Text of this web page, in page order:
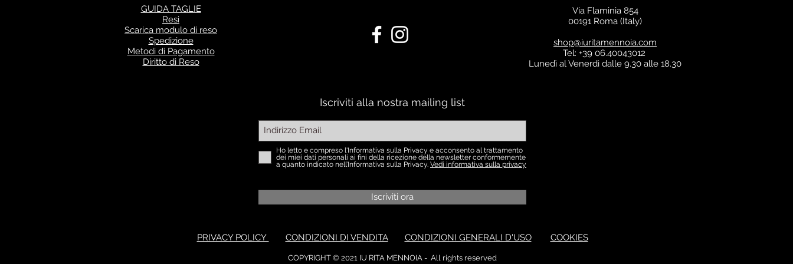
GUIDA TAGLIE
Resi
Scarica modulo di reso
Spedizione
Metodi di Pagamento
Diritto di Reso
Via Flaminia 854
00191 Roma (Italy)
shop@iuritamennoia.com
Tel: +39 06.40043012
Lunedì al Venerdì dalle 9.30 alle 18.30
Iscriviti alla nostra mailing list
Ho letto e compreso l'Informativa sulla Privacy e acconsento al trattamento
dei miei dati personali ai fini della ricezione della newsletter conformemente
a quanto indicato nell’Informativa sulla Privacy. Vedi informativa sulla privacy
Iscriviti ora
PRIVACY POLICY CONDIZIONI DI VENDITA CONDIZIONI GENERALI D'USO COOKIES
COPYRIGHT © 2021 IU RITA MENNOIA - All rights reserved